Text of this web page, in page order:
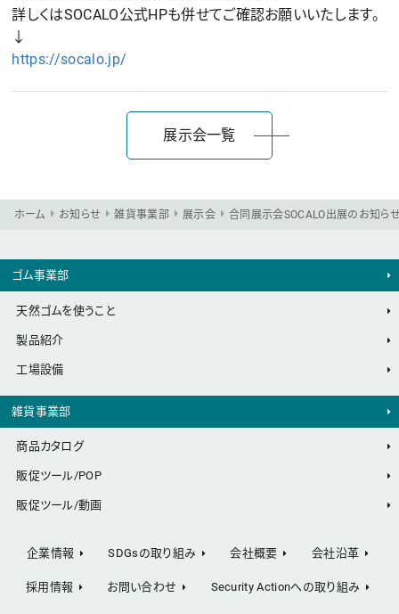
詳しくはSOCALO公式HPも併せてご確認お願いいたします。
↓
https://socalo.jp/
展示会一覧
ホーム お知らせ 雑貨事業部 展示会 合同展示会SOCALO出展のお知ら
ゴム事業部
天然ゴムを使うこと
製品紹介
工場設備
雑貨事業部
商品カタログ
販促ツール/POP
販促ツール/動画
企業情報 SDGsの取り組み 会社概要 会社沿革
採用情報 お問い合わせ Security Actionへの取り組み